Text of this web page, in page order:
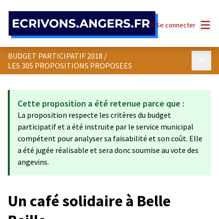
Se connecter
BUDGET PARTICIPATIF 2018 /
LES 305 PROPOSITIONS PROPOSEES
Cette proposition a été retenue parce que :
La proposition respecte les critères du budget
participatif et a été instruite par le service municipal
compétent pour analyser sa faisabilité et son coût. Elle
a été jugée réalisable et sera donc soumise au vote des
angevins.
Un café solidaire à Belle